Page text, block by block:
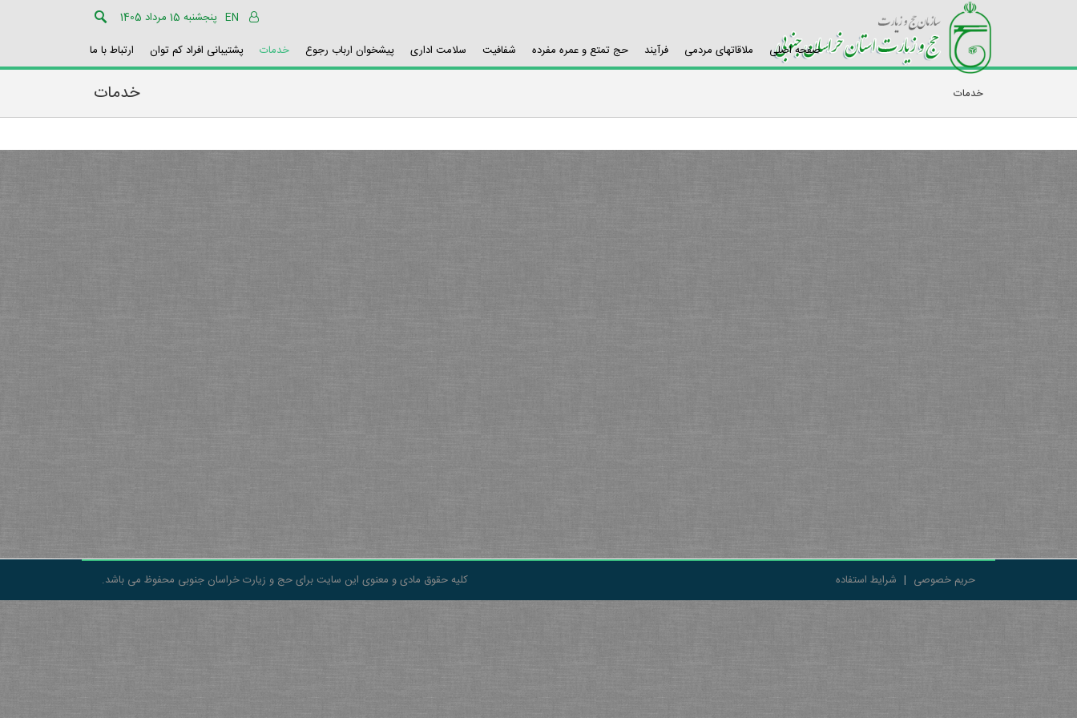
پنجشنبه 15 مرداد 1405 EN
صفحه اصلی
ملاقاتهای مردمی فرآیند حج تمتع و عمره مفرده شفافیت سلامت اداری پیشخوان ارباب رجوع خدمات پشتیبانی افراد کم توان ارتباط با ما
خدمات خدمات
کلیه حقوق مادی و معنوی این سایت برای حج و زیارت خراسان جنوبی محفوظ می باشد. حریم خصوصی | شرایط استفاده